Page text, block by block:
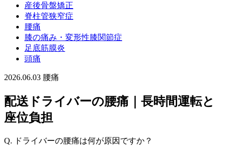
産後骨盤矯正
脊柱管狭窄症
腰痛
膝の痛み・変形性膝関節症
足底筋膜炎
頭痛
2026.06.03 腰痛
配送ドライバーの腰痛｜長時間運転と
座位負担
Q. ドライバーの腰痛は何が原因ですか？